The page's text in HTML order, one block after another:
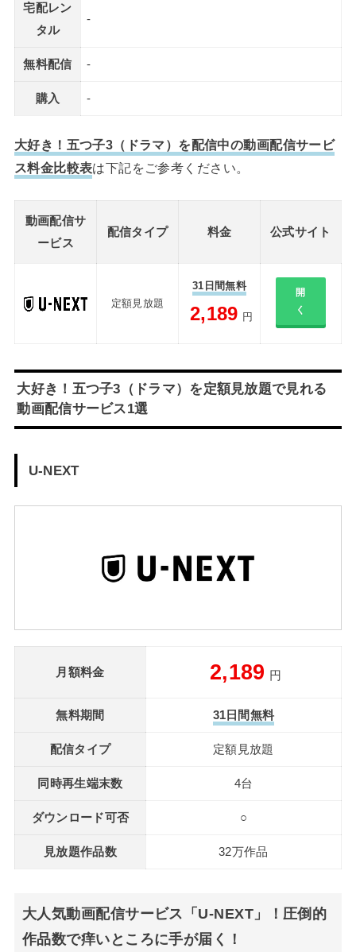
宅配レン
タル
-
無料配信 -
購入 -
大好き！五つ子3（ドラマ）を配信中の動画配信サービ
ス料金比較表は下記をご参考ください。
動画配信サ
ービス
配信タイプ 料金 公式サイト
定額見放題
31日間無料
2,189 円
開
く
大好き！五つ子3（ドラマ）を定額見放題で見れる
動画配信サービス1選
U-NEXT
月額料金 2,189 円
無料期間 31日間無料
配信タイプ 定額見放題
同時再生端末数 4台
ダウンロード可否 ○
見放題作品数 32万作品
大人気動画配信サービス「U-NEXT」！圧倒的
作品数で痒いところに手が届く！